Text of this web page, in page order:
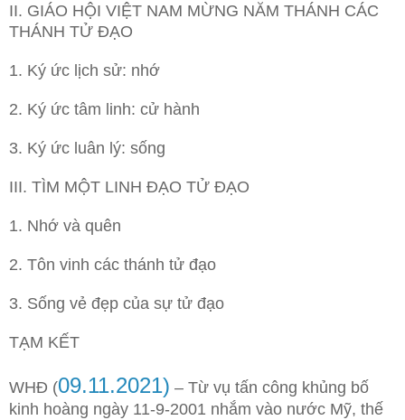
II. GIÁO HỘI VIỆT NAM MỪNG NĂM THÁNH CÁC
THÁNH TỬ ĐẠO
1. Ký ức lịch sử: nhớ
2. Ký ức tâm linh: cử hành
3. Ký ức luân lý: sống
III. TÌM MỘT LINH ĐẠO TỬ ĐẠO
1. Nhớ và quên
2. Tôn vinh các thánh tử đạo
3. Sống vẻ đẹp của sự tử đạo
TẠM KẾT
WHĐ (09.11.2021) – Từ vụ tấn công khủng bố
kinh hoàng ngày 11-9-2001 nhắm vào nước Mỹ, thế